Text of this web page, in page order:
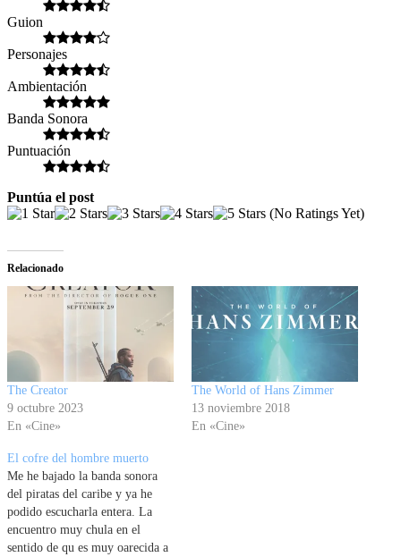
Guion
Personajes
Ambientación
Banda Sonora
Puntuación
Puntúa el post
(No Ratings Yet)
Relacionado
The Creator
9 octubre 2023
En «Cine»
The World of Hans Zimmer
13 noviembre 2018
En «Cine»
El cofre del hombre muerto
Me he bajado la banda sonora
del piratas del caribe y ya he
podido escucharla entera. La
encuentro muy chula en el
sentido de qu es muy oarecida a